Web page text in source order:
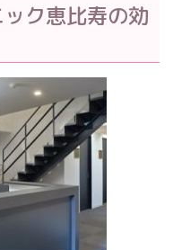
ク恵比寿の効